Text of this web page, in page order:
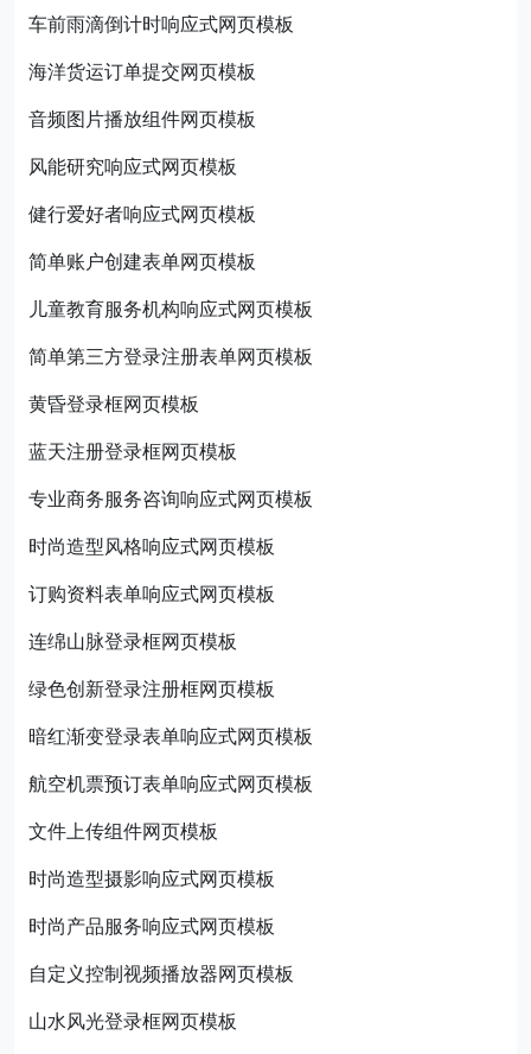
车前雨滴倒计时响应式网页模板
海洋货运订单提交网页模板
音频图片播放组件网页模板
风能研究响应式网页模板
健行爱好者响应式网页模板
简单账户创建表单网页模板
儿童教育服务机构响应式网页模板
简单第三方登录注册表单网页模板
黄昏登录框网页模板
蓝天注册登录框网页模板
专业商务服务咨询响应式网页模板
时尚造型风格响应式网页模板
订购资料表单响应式网页模板
连绵山脉登录框网页模板
绿色创新登录注册框网页模板
暗红渐变登录表单响应式网页模板
航空机票预订表单响应式网页模板
文件上传组件网页模板
时尚造型摄影响应式网页模板
时尚产品服务响应式网页模板
自定义控制视频播放器网页模板
山水风光登录框网页模板